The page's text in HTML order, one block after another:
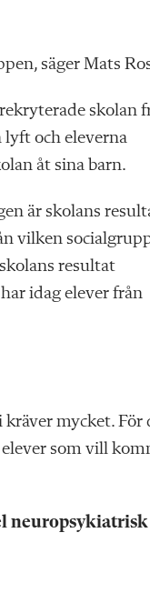
säger Mats
skolan
och eleverna
åt sina barn.
är skolans
vilken
resultat
idag elever från
mycket. För
som vill
neuropsykiatrisk